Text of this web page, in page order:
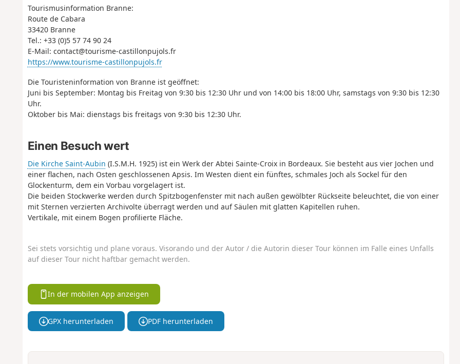
Tourismusinformation Branne:
Route de Cabara
33420 Branne
Tel.: +33 (0)5 57 74 90 24
E-Mail: contact@tourisme-castillonpujols.fr
https://www.tourisme-castillonpujols.fr
Die Touristeninformation von Branne ist geöffnet:
Juni bis September: Montag bis Freitag von 9:30 bis 12:30 Uhr und von 14:00 bis 18:00 Uhr, samstags von 9:30 bis 12:30
Uhr.
Oktober bis Mai: dienstags bis freitags von 9:30 bis 12:30 Uhr.
Einen Besuch wert
Die Kirche Saint-Aubin (I.S.M.H. 1925) ist ein Werk der Abtei Sainte-Croix in Bordeaux. Sie besteht aus vier Jochen und
einer flachen, nach Osten geschlossenen Apsis. Im Westen dient ein fünftes, schmales Joch als Sockel für den
Glockenturm, dem ein Vorbau vorgelagert ist.
Die beiden Stockwerke werden durch Spitzbogenfenster mit nach außen gewölbter Rückseite beleuchtet, die von einer
mit Sternen verzierten Archivolte überragt werden und auf Säulen mit glatten Kapitellen ruhen.
Vertikale, mit einem Bogen profilierte Fläche.
Sei stets vorsichtig und plane voraus. Visorando und der Autor / die Autorin dieser Tour können im Falle eines Unfalls
auf dieser Tour nicht haftbar gemacht werden.
In der mobilen App anzeigen
GPX herunterladen PDF herunterladen